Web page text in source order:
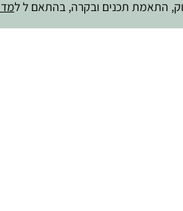
התאמת תכנים ובקרה, בהתאם ל ל